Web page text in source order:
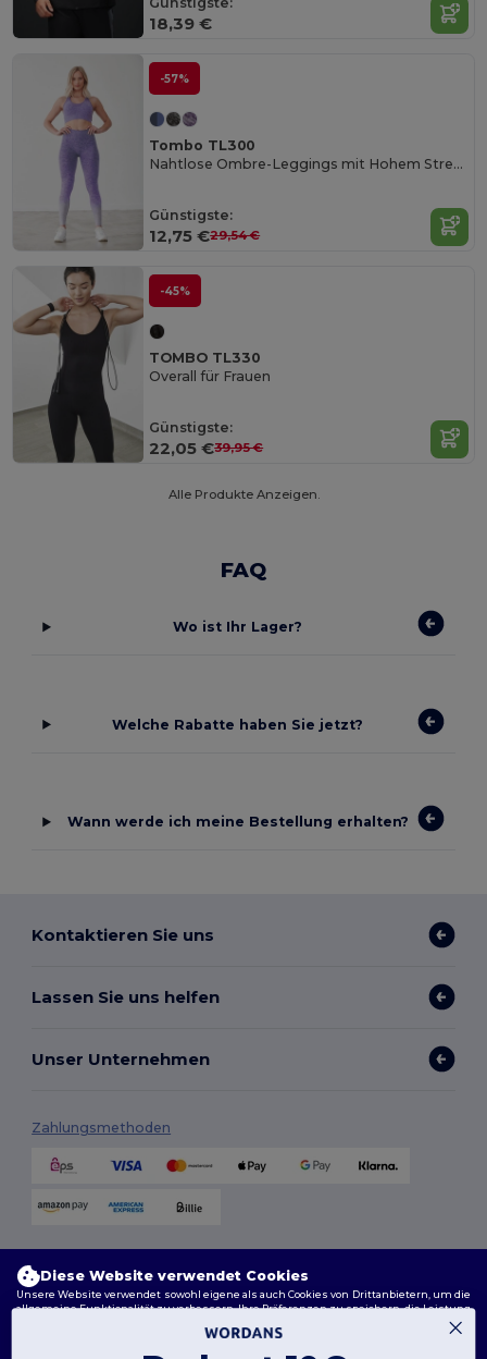
18,39 €
-57%
Tombo TL300
Nahtlose Ombre-Leggings mit Hohem Stretchkomfort
Günstigste:
12,75 €29,54 €
-45%
TOMBO TL330
Overall für Frauen
Günstigste:
22,05 €39,95 €
Alle Produkte Anzeigen.
FAQ
Wo ist Ihr Lager?
Welche Rabatte haben Sie jetzt?
Wann werde ich meine Bestellung erhalten?
Kontaktieren Sie uns
Lassen Sie uns helfen
Unser Unternehmen
Zahlungsmethoden
Diese Website verwendet Cookies
Unsere Website verwendet sowohl eigene als auch Cookies von Drittanbietern, um die
allgemeine Funktionalität zu verbessern, Ihre Präferenzen zu speichern, die Leistung
der Website zu analysieren und ein reibungsloses und personalisiertes Surferlebnis
zu gewährleisten, einschließlich maßgeschneidertem Inhalt, optimierten